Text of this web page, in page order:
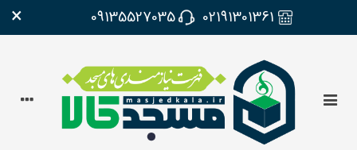
02191301361
09135527035
×